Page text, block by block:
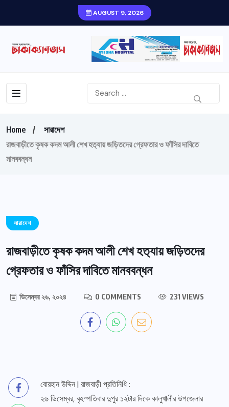
AUGUST 9, 2026
Home
সারাদেশ
রাজবাড়ীতে কৃষক কদম আলী শেখ হত‌্যায় জ‌ড়ি‌তদের গ্রেফতার ও ফাঁসির দাবিতে
মানববন্ধন
সারাদেশ
রাজবাড়ীতে কৃষক কদম আলী শেখ হত‌্যায় জ‌ড়ি‌তদের
গ্রেফতার ও ফাঁসির দাবিতে মানববন্ধন
ডিসেম্বর ২৬, ২০২৪ 0 COMMENTS 231 VIEWS
বোরহান উদ্দিন | রাজবাড়ী প্রতিনিধি :
২৬ ডিসেম্বর, বৃহস্পতিবার দুপুর ১২টার দি‌কে কালুখালীর উপজেলার